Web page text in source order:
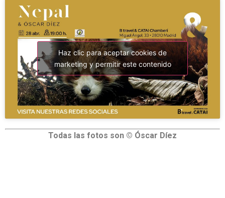
Haz clic para aceptar cookies de
marketing y permitir este contenido
Todas las fotos son © Óscar Díez